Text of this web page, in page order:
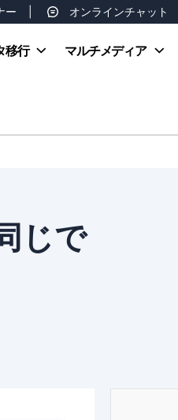
ー オンラインチャット
移行 マルチメディア
じで